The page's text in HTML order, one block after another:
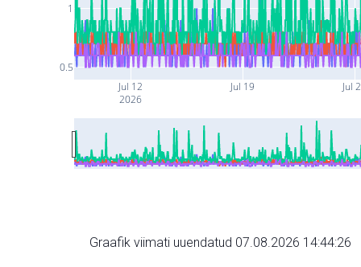
Jul 12
2026
Jul 19 Jul
0.5
1
Graafik viimati uuendatud 07.08.2026 14:44:26